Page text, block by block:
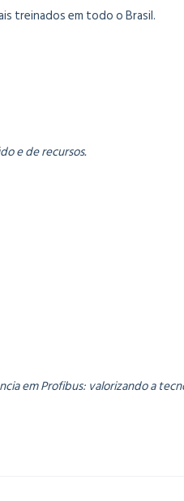
treinados em todo o Brasil.
e de recursos.
em Profibus: valorizando a